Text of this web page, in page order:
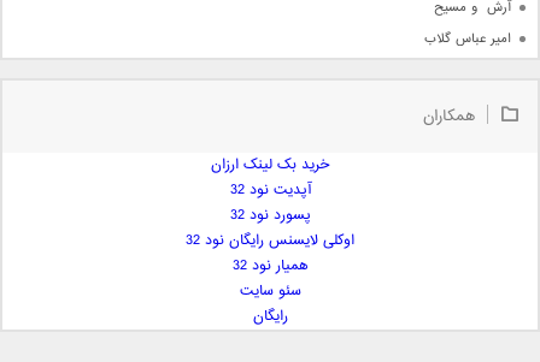
آرش  و مسیح
امیر عباس گلاب
امیر علی
همکاران
خرید بک لینک ارزان
آپدیت نود 32
پسورد نود 32
اوکلی لایسنس رایگان نود 32
همیار نود 32
سئو سایت
رایگان